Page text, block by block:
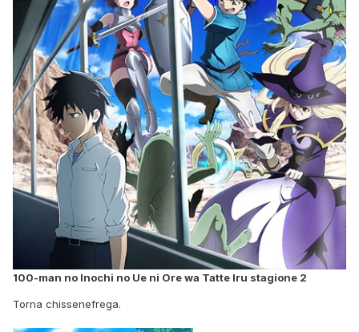
100-man no Inochi no Ue ni Ore wa Tatte Iru stagione 2
Torna chissenefrega.